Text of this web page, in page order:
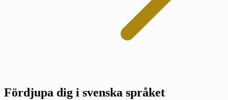
Fördjupa dig i svenska språket